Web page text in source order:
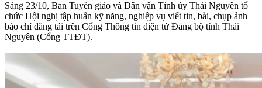
Sáng 23/10, Ban Tuyên giáo và Dân vận Tỉnh ủy Thái Nguyên tổ
chức Hội nghị tập huấn kỹ năng, nghiệp vụ viết tin, bài, chụp ảnh
báo chí đăng tải trên Cổng Thông tin điện tử Đảng bộ tỉnh Thái
Nguyên (Cổng TTĐT).